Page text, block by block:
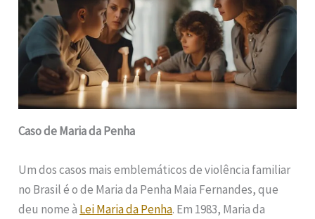
Caso de Maria da Penha
Um dos casos mais emblemáticos de violência familiar
no Brasil é o de Maria da Penha Maia Fernandes, que
deu nome à Lei Maria da Penha. Em 1983, Maria da